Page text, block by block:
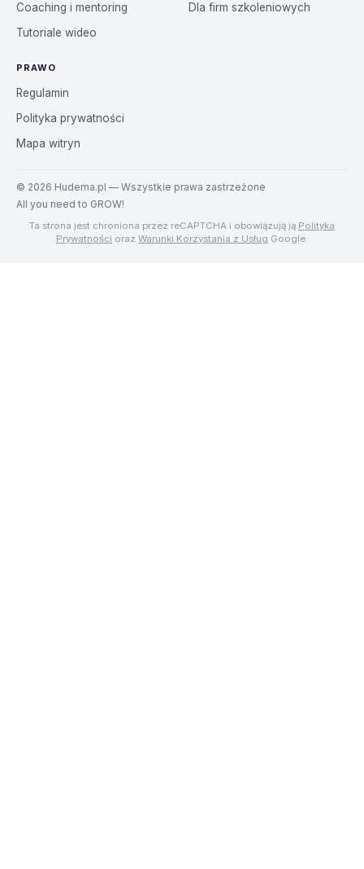
Coaching i mentoring
Tutoriale wideo
Dla firm szkoleniowych
PRAWO
Regulamin
Polityka prywatności
Mapa witryn
© 2026 Hudema.pl — Wszystkie prawa zastrzeżone
All you need to GROW!
Ta strona jest chroniona przez reCAPTCHA i obowiązują ją Polityka
Prywatności oraz Warunki Korzystania z Usług Google.